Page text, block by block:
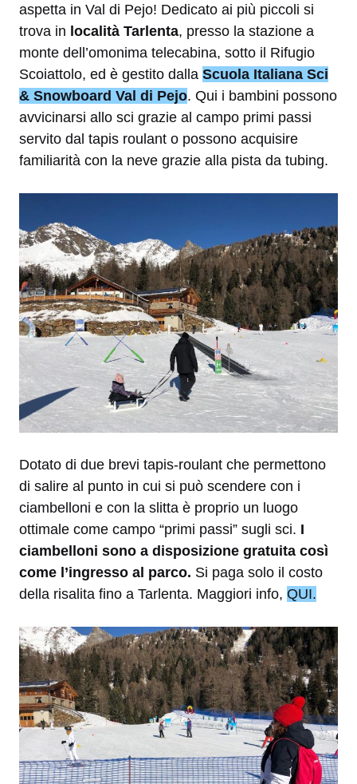
aspetta in Val di Pejo! Dedicato ai più piccoli si
trova in località Tarlenta, presso la stazione a
monte dell’omonima telecabina, sotto il Rifugio
Scoiattolo, ed è gestito dalla Scuola Italiana Sci
& Snowboard Val di Pejo. Qui i bambini possono
avvicinarsi allo sci grazie al campo primi passi
servito dal tapis roulant o possono acquisire
familiarità con la neve grazie alla pista da tubing.
Dotato di due brevi tapis-roulant che permettono
di salire al punto in cui si può scendere con i
ciambelloni e con la slitta è proprio un luogo
ottimale come campo “primi passi” sugli sci. I
ciambelloni sono a disposizione gratuita così
come l’ingresso al parco. Si paga solo il costo
della risalita fino a Tarlenta. Maggiori info, QUI.